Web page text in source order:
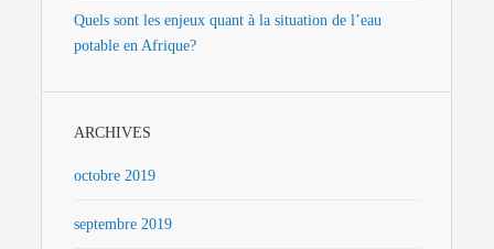
Quels sont les enjeux quant à la situation de l’eau
potable en Afrique?
ARCHIVES
octobre 2019
septembre 2019